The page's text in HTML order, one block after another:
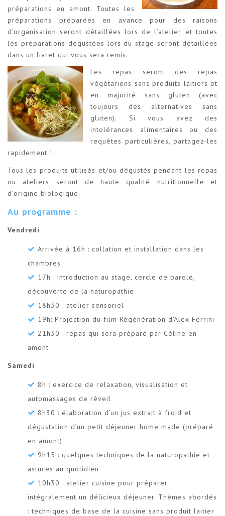
préparations en amont. Toutes les
préparations préparées en avance pour des raisons
d’organisation seront détaillées lors de l’atelier et toutes
les préparations dégustées lors du stage seront détaillées
dans un livret qui vous sera remis.
Les repas seront des repas
végétariens sans produits laitiers et
en majorité sans gluten (avec
toujours des alternatives sans
gluten). Si vous avez des
intolérances alimentaires ou des
requêtes particulières, partagez-les
rapidement !
Tous les produits utilisés et/ou dégustés pendant les repas
ou ateliers seront de haute qualité nutritionnelle et
d’origine biologique.
Au programme :
Vendredi
Arrivée à 16h : collation et installation dans les
chambres
17h : introduction au stage, cercle de parole,
découverte de la naturopathie
18h30 : atelier sensoriel
19h: Projection du film Régénération d’Alex Ferrini
21h30 : repas qui sera préparé par Céline en
amont
Samedi
8h : exercice de relaxation, visualisation et
automassages de réveil
8h30 : élaboration d’un jus extrait à froid et
dégustation d’un petit déjeuner home made (préparé
en amont)
9h15 : quelques techniques de la naturopathie et
astuces au quotidien
10h30 : atelier cuisine pour préparer
intégralement un délicieux déjeuner. Thèmes abordés
: techniques de base de la cuisine sans produit laitier